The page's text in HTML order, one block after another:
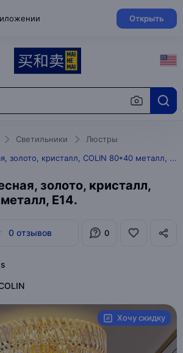
Открыть
Светильники
Люстры
Люстра подвесная, золото, кристалл, COLIN 80*40 металл, E14.
золото, кристалл,
E14.
0 отзывов 0
Хочу скидку